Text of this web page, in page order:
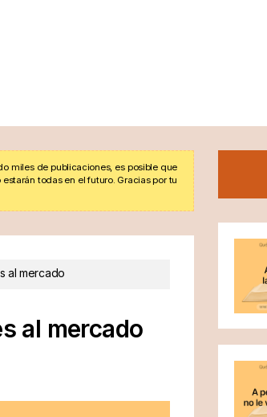
miles de publicaciones, es posible que
todas en el futuro. Gracias por tu
al mercado
al mercado